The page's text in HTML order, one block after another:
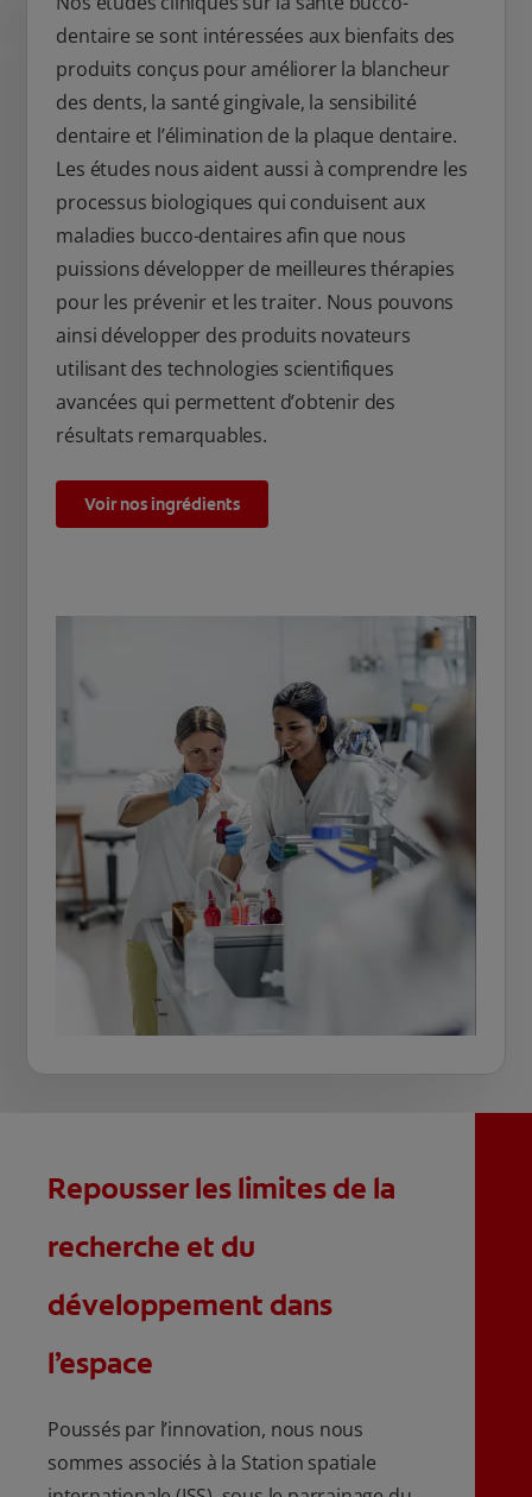
dentaire se sont intéressées aux bienfaits des
produits conçus pour améliorer la blancheur
des dents, la santé gingivale, la sensibilité
dentaire et l’élimination de la plaque dentaire.
Les études nous aident aussi à comprendre les
processus biologiques qui conduisent aux
maladies bucco-dentaires afin que nous
puissions développer de meilleures thérapies
pour les prévenir et les traiter. Nous pouvons
ainsi développer des produits novateurs
utilisant des technologies scientifiques
avancées qui permettent d’obtenir des
résultats remarquables.
Voir nos ingrédients
Repousser les limites de la
recherche et du
développement dans
l’espace
Poussés par l’innovation, nous nous
sommes associés à la Station spatiale